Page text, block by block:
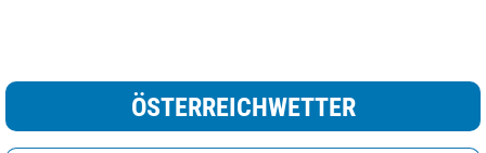
ÖSTERREICHWETTER